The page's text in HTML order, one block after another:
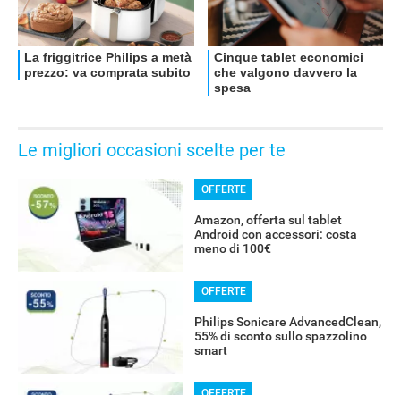
Le migliori occasioni scelte per te
OFFERTE
Amazon, offerta sul tablet
Android con accessori: costa
meno di 100€
OFFERTE
Philips Sonicare AdvancedClean,
55% di sconto sullo spazzolino
smart